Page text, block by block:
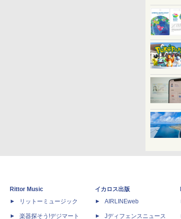
Rittor Music
リットーミュージック
楽器探そう!デジマート
イカロス出版
AIRLINEweb
Jディフェンスニュース